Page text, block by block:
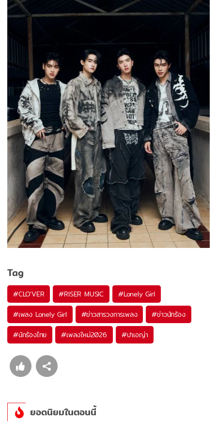
Tag
#CLO’VER #RISER MUSIC #Lonely Girl
#เพลง Lonely Girl #ข่าวสารวงการเพลง #ข่าวนักร้อง
#นักร้องไทย #เพลงใหม่2026 #ปาเอญ่า
ยอดนิยมในตอนนี้